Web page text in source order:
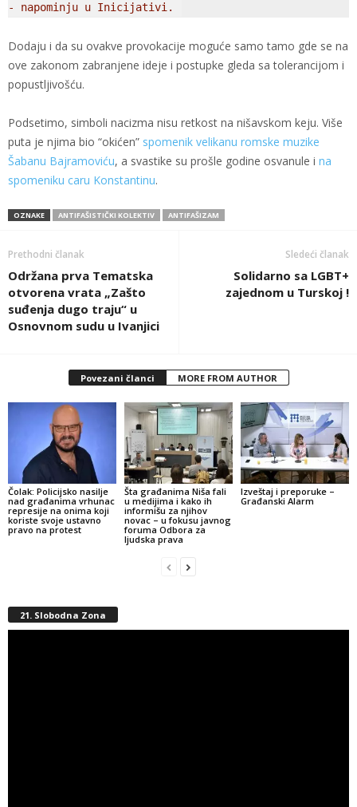
- napominju u Inicijativi.
Dodaju i da su ovakve provokacije moguće samo tamo gde se na
ove zakonom zabranjene ideje i postupke gleda sa tolerancijom i
popustljivošću.
Podsetimo, simboli nacizma nisu retkost na nišavskom keju. Više
puta je njima bio “okićen” spomenik velikanu romske muzike
Šabanu Bajramoviću, a svastike su prošle godine osvanule i na
spomeniku caru Konstantinu.
OZNAKE ANTIFAŠISTIČKI KOLEKTIV ANTIFAŠIZAM
Prethodni članak
Održana prva Tematska
otvorena vrata „Zašto
suđenja dugo traju“ u
Osnovnom sudu u Ivanjici
Sledeći članak
Solidarno sa LGBT+
zajednom u Turskoj !
Povezani članci MORE FROM AUTHOR
Čolak: Policijsko nasilje
nad građanima vrhunac
represije na onima koji
koriste svoje ustavno
pravo na protest
Šta građanima Niša fali
u medijima i kako ih
informišu za njihov
novac – u fokusu javnog
foruma Odbora za
ljudska prava
Izveštaj i preporuke –
Građanski Alarm
21. Slobodna Zona